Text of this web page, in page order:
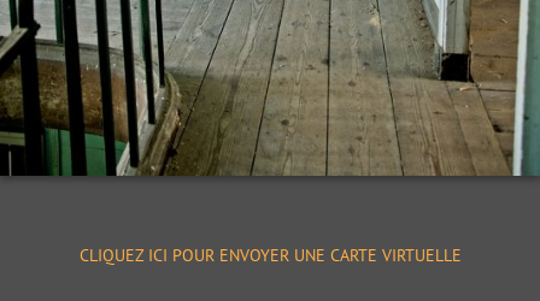
CLIQUEZ ICI POUR ENVOYER UNE CARTE VIRTUELLE